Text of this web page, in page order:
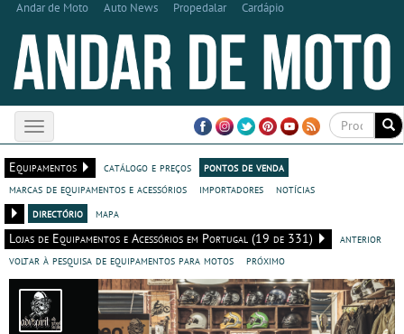
Andar de Moto Auto News Propedalar Cardápio
Toggle
navigation
Equipamentos
catálogo e preços
pontos de venda
marcas de equipamentos e acessórios
importadores
notícias
directório
mapa
Lojas de Equipamentos e Acessórios em Portugal (19 de 331)
anterior
voltar à pesquisa de equipamentos para motos
próximo